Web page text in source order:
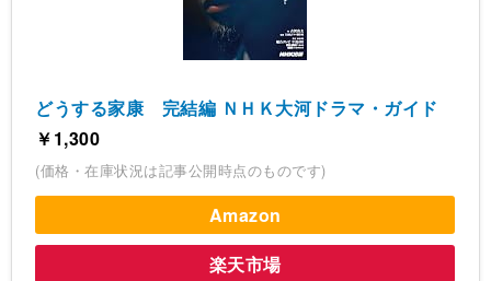
どうする家康 完結編 ＮＨＫ大河ドラマ・ガイド
￥1,300
(価格・在庫状況は記事公開時点のものです)
Amazon
楽天市場